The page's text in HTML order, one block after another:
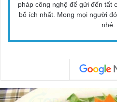
pháp công nghệ để gửi đến tất
bổ ích nhất. Mong mọi người
nhé.